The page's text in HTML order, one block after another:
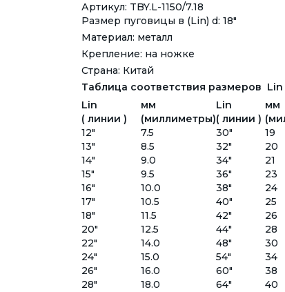
Артикул: TBY.L-1150/7.18
Размер пуговицы в (Lin) d: 18"
Материал: металл
Крепление: на ножке
Страна: Китай
Таблица соответствия размеров
Lin
мм Lin
мм
( линии )
(миллиметры)( линии )
12"
7.5 30"
19
13"
8.5 32"
20
14"
9.0 34"
21
15"
9.5 36"
23
16"
10.0 38"
24
17"
10.5 40"
25
18"
11.5 42"
26
20"
12.5 44"
28
22"
14.0 48"
30
24"
15.0 54"
34
26"
16.0 60"
38
28"
18.0 64" 40